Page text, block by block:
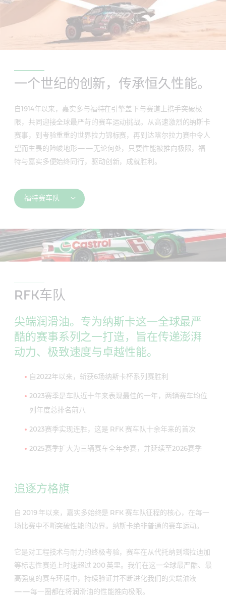
一个世纪的创新，传承恒久性能。
自1914年以来，嘉实多与福特在引擎盖下与赛道上携手突破极
限，共同迎接全球最严苛的赛车运动挑战。从高速激烈的纳斯卡
赛事，到考验重重的世界拉力锦标赛，再到达喀尔拉力赛中令人
望而生畏的险峻地形——无论何处，只要性能被推向极限，福
特与嘉实多便始终同行，驱动创新，成就胜利。
福特赛车队
RFK车队
尖端润滑油。专为纳斯卡这一全球最严
酷的赛事系列之一打造，旨在传递澎湃
动力、极致速度与卓越性能。
自2022年以来，斩获6场纳斯卡杯系列赛胜利
2023赛季是车队近十年来表现最佳的一年，两辆赛车均位
列年度总排名前八
2023赛季实现连胜，这是 RFK 赛车队十余年来的首次
2025赛季扩大为三辆赛车全年参赛，并延续至2026赛季
追逐方格旗
自 2019 年以来，嘉实多始终是 RFK 赛车队征程的核心，在每一
场比赛中不断突破性能的边界。纳斯卡绝非普通的赛车运动。
它是对工程技术与耐力的终极考验，赛车在从代托纳到塔拉迪加
等标志性赛道上时速超过 200 英里。我们在这一全球最严酷、最
高强度的赛车环境中，持续验证并不断进化我们的尖端油液
——每一圈都在将润滑油的性能推向极限。